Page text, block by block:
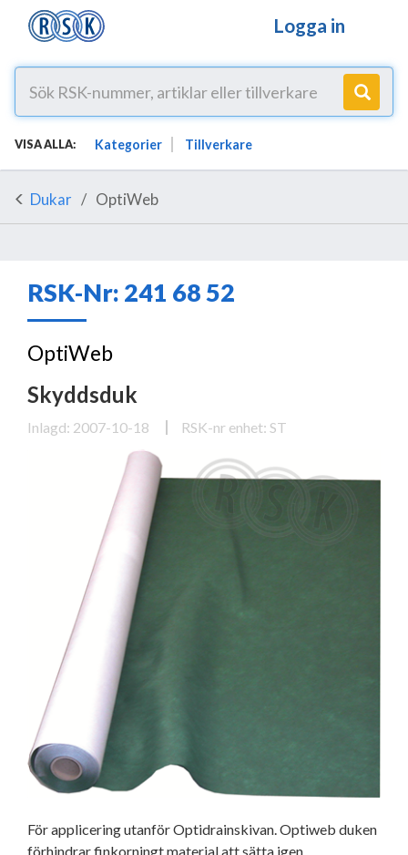
Logga in
VISA ALLA: Kategorier Tillverkare
Dukar OptiWeb
RSK-Nr: 241 68 52
OptiWeb
Skyddsduk
Inlagd: 2007-10-18 RSK-nr enhet: ST
För applicering utanför Optidrainskivan. Optiweb duken
förhindrar finkorningt material att sätta igen